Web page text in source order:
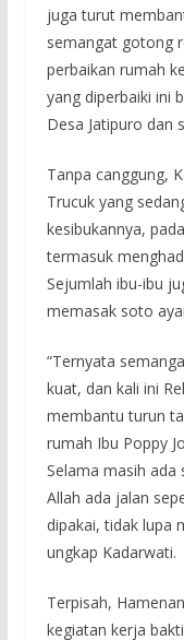
juga turut
semangat gotong
perbaikan rumah
yang diperbaiki ini
Desa Jatipuro dan
Tanpa canggung,
Trucuk yang
kesibukannya,
termasuk
Sejumlah ibu-ibu
memasak soto
“Ternyata
kuat, dan kali ini
membantu turun
rumah Ibu Poppy
Selama masih
Allah ada jalan
dipakai, tidak lupa
ungkap Kadarwati.
Terpisah,
kegiatan kerja